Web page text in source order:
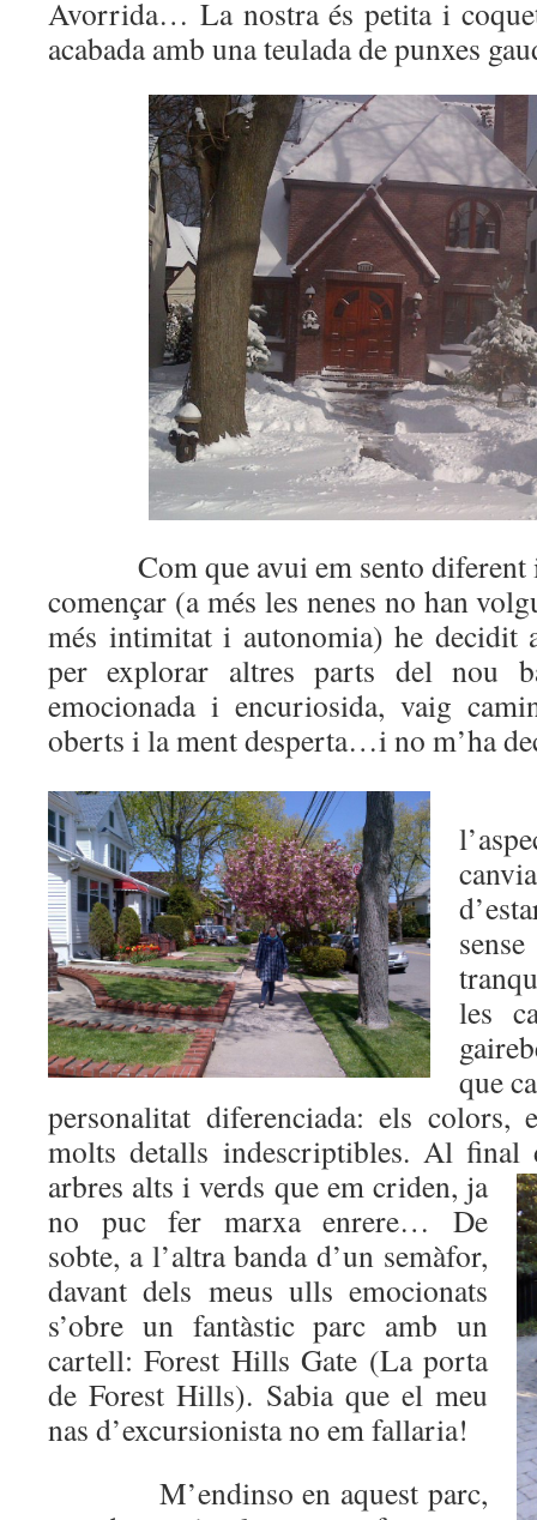
Avorrida… La nostra és petita i
acabada amb una teulada de punxes
Com que avui em sento diferent i
començar (a més les nenes no han
més intimitat i autonomia) he decidit
per explorar altres parts del nou
emocionada i encuriosida, vaig
oberts i la ment desperta…i no m’ha
les
que
personalitat diferenciada: els
molts detalls indescriptibles. Al final
arbres alts i verds que em criden, ja
no puc fer marxa enrere… De
sobte, a l’altra banda d’un semàfor,
davant dels meus ulls emocionats
s’obre un fantàstic parc amb un
cartell: Forest Hills Gate (La porta
de Forest Hills). Sabia que el meu
nas d’excursionista no em fallaria!
M’endinso en aquest parc,